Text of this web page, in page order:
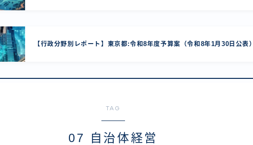
【行政分野別レポート】東京都:令和8年度予算案（令和8年1月30日公表）
TAG
07 自治体経営